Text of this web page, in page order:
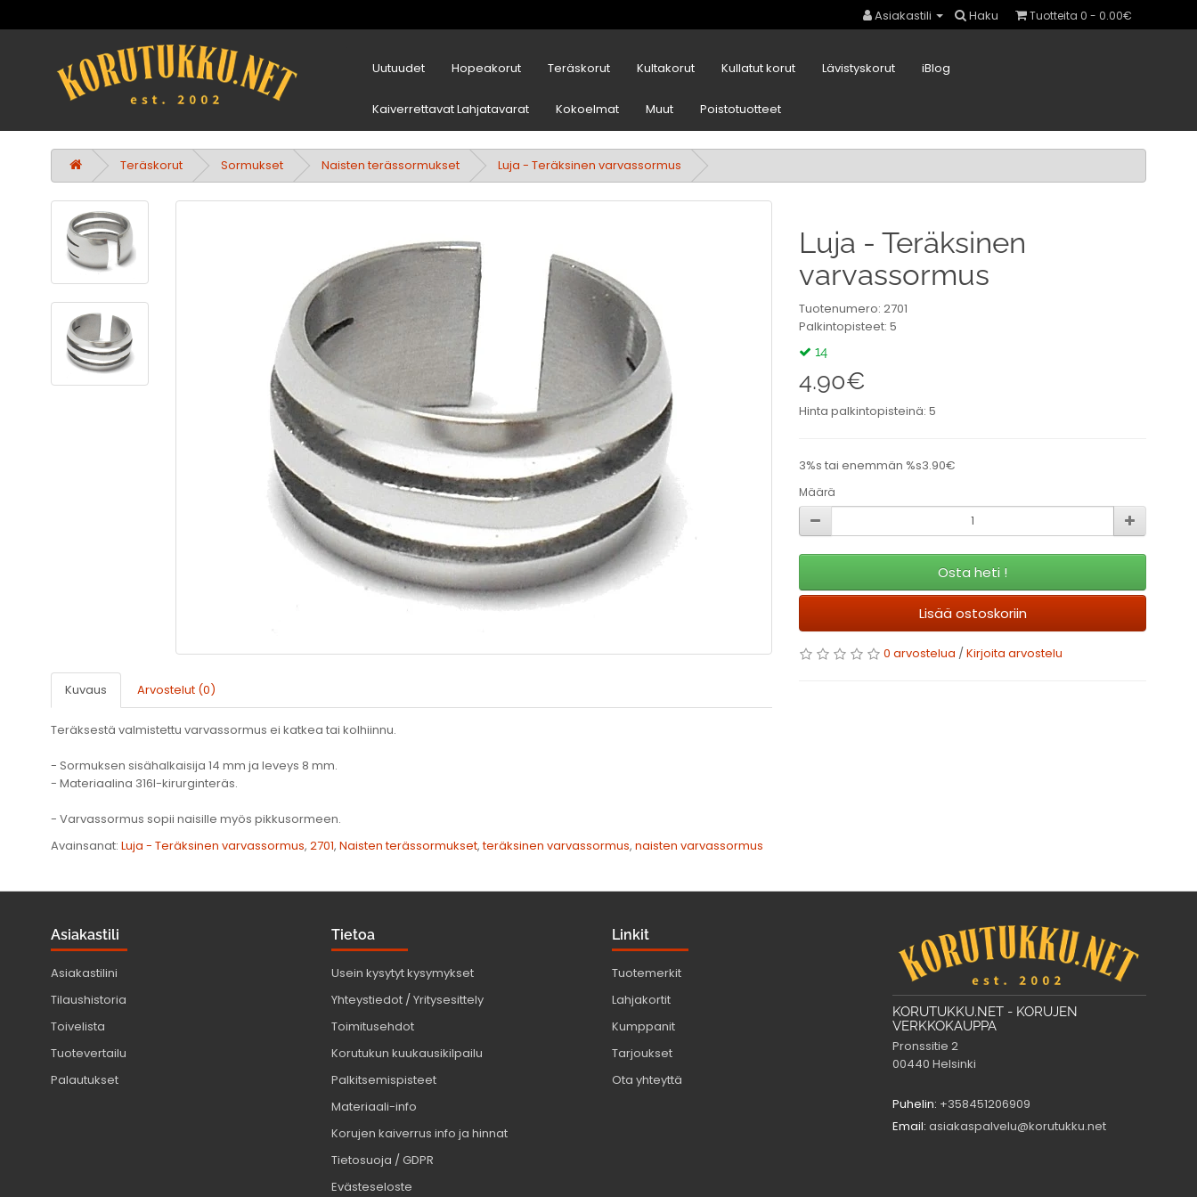
Asiakastili Haku Tuotteita 0 - 0.00€
Uutuudet Hopeakorut Teräskorut Kultakorut Kullatut korut Lävistyskorut iBlog
Kaiverrettavat Lahjatavarat Kokoelmat Muut Poistotuotteet
Teräskorut Sormukset Naisten terässormukset Luja - Teräksinen varvassormus
Kuvaus Arvostelut (0)
Teräksestä valmistettu varvassormus ei katkea tai kolhiinnu.
- Sormuksen sisähalkaisija 14 mm ja leveys 8 mm.
- Materiaalina 316l-kirurginteräs.
- Varvassormus sopii naisille myös pikkusormeen.
Luja - Teräksinen
varvassormus
Tuotenumero: 2701
Palkintopisteet: 5
14
4.90€
Hinta palkintopisteinä: 5
3%s tai enemmän %s3.90€
Määrä
Osta heti !
Lisää ostoskoriin
0 arvostelua / Kirjoita arvostelu
Avainsanat: Luja - Teräksinen varvassormus, 2701, Naisten terässormukset,teräksinen varvassormus, naisten varvassormus
Asiakastili
Asiakastilini
Tilaushistoria
Toivelista
Tuotevertailu
Palautukset
Tietoa
Usein kysytyt kysymykset
Yhteystiedot / Yritysesittely
Toimitusehdot
Korutukun kuukausikilpailu
Palkitsemispisteet
Materiaali-info
Korujen kaiverrus info ja hinnat
Tietosuoja / GDPR
Evästeseloste
Linkit
Tuotemerkit
Lahjakortit
Kumppanit
Tarjoukset
Ota yhteyttä
KORUTUKKU.NET - KORUJEN
VERKKOKAUPPA
Pronssitie 2
00440 Helsinki
Puhelin: +358451206909
Email: asiakaspalvelu@korutukku.net